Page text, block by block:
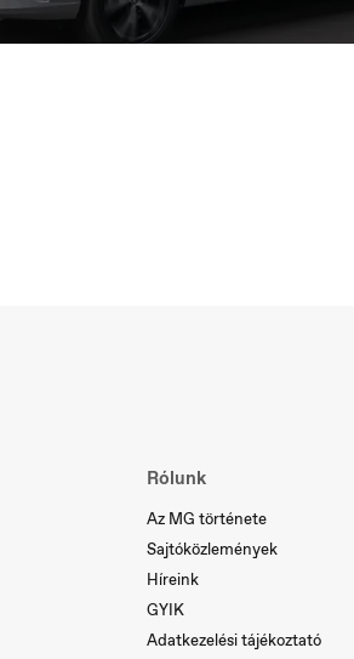
Rólunk
Az MG története
Sajtóközlemények
Híreink
GYIK
Adatkezelési tájékoztató